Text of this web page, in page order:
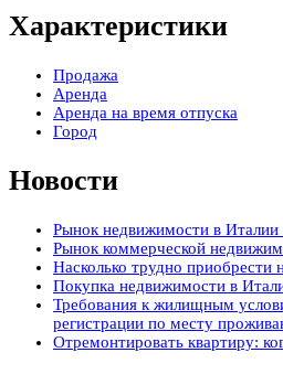
Характеристики
Продажа
Аренда
Аренда на время отпуска
Город
Новости
Рынок недвижимости в Италии
Рынок коммерческой
Насколько трудно приобрести
Покупка недвижимости в
Требования к жилищным
регистрации по месту
Отремонтировать квартиру: